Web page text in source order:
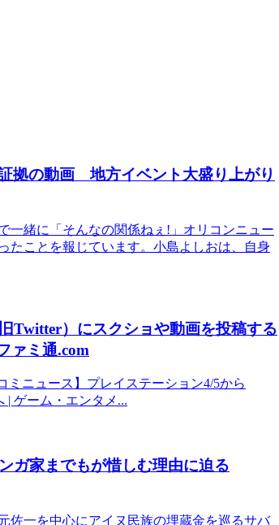
拠の動画 地方イベント大盛り上がり
緒に「そんなの関係ねぇ!」オリコンニュー
たことを報じています。小島よしおは、自身
Twitter）にスクショや動画を投稿する
ァミ通.com
ミニュース】プレイステーション4/5から
| ゲーム・エンタメ...
ガ家までもが惜しむ理由に迫る
佐一を中心にアイヌ民族の埋蔵金を巡るサバ